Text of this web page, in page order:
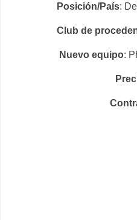
Posición/País:
Club de
Nuevo equipo: